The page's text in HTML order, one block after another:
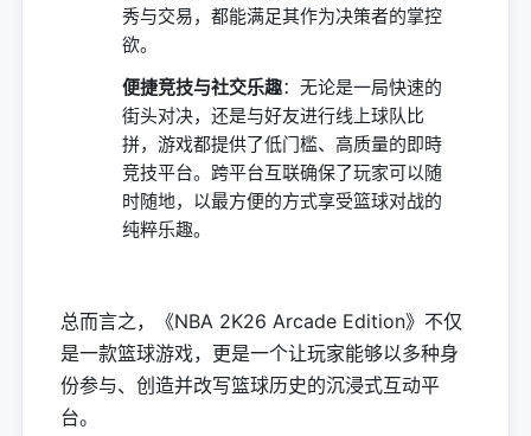
秀与交易，都能满足其作为决策者的掌控
欲。
便捷竞技与社交乐趣：无论是一局快速的
街头对决，还是与好友进行线上球队比
拼，游戏都提供了低门槛、高质量的即時
竞技平台。跨平台互联确保了玩家可以随
时随地，以最方便的方式享受篮球对战的
纯粹乐趣。
总而言之，《NBA 2K26 Arcade Edition》不仅
是一款篮球游戏，更是一个让玩家能够以多种身
份参与、创造并改写篮球历史的沉浸式互动平
台。